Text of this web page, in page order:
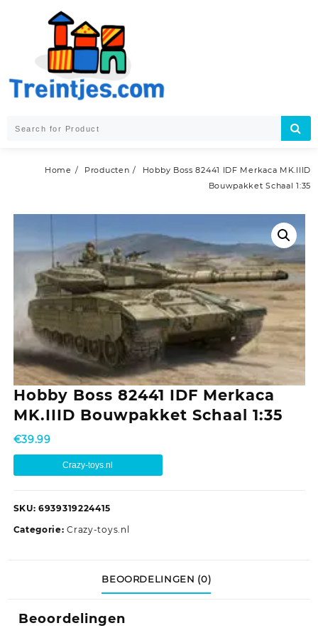
Home Producten
Hobby Boss 82441 IDF Merkaca MK.IIID
Bouwpakket Schaal 1:35
Hobby Boss 82441 IDF Merkaca
MK.IIID Bouwpakket Schaal 1:35
€39.99
Crazy-toys.nl
SKU: 6939319224415
Categorie:Crazy-toys.nl
BEOORDELINGEN (0)
Beoordelingen